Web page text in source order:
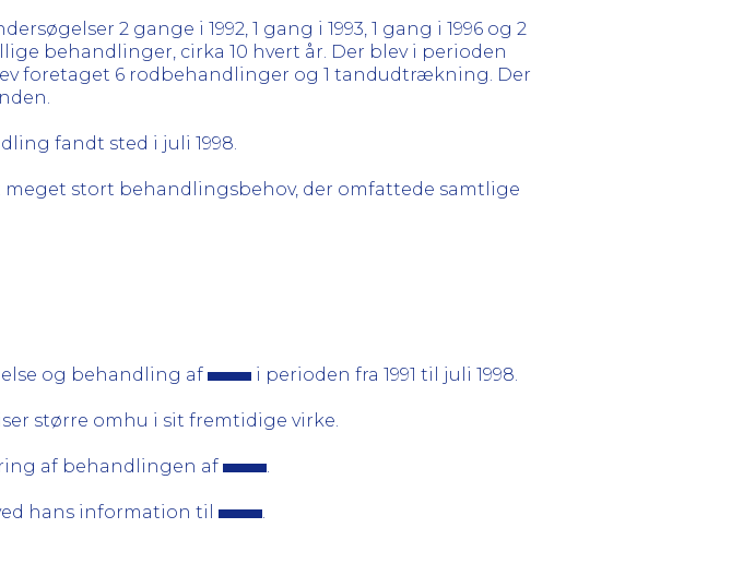
2 gange i 1992, 1 gang i 1993, 1 gang i 1996 og 2
behandlinger, cirka 10 hvert år. Der blev i perioden
foretaget 6 rodbehandlinger og 1 tandudtrækning. Der
fandt sted i juli 1998.
stort behandlingsbehov, der omfattede samtlige
og behandling af i perioden fra 1991 til juli 1998.
større omhu i sit fremtidige virke.
af behandlingen af .
hans information til .